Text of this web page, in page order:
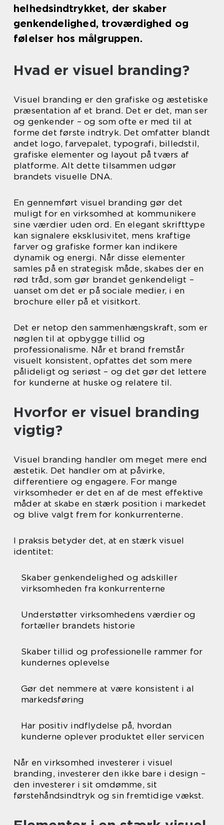
helhedsindtrykket, der skaber
genkendelighed, troværdighed og
følelser hos målgruppen.
Hvad er visuel branding?
Visuel branding er den grafiske og æstetiske
præsentation af et brand. Det er det, man ser
og genkender – og som ofte er med til at
forme det første indtryk. Det omfatter blandt
andet logo, farvepalet, typografi, billedstil,
grafiske elementer og layout på tværs af
platforme. Alt dette tilsammen udgør
brandets visuelle DNA.
En gennemført visuel branding gør det
muligt for en virksomhed at kommunikere
sine værdier uden ord. En elegant skrifttype
kan signalere eksklusivitet, mens kraftige
farver og grafiske former kan indikere
dynamik og energi. Når disse elementer
samles på en strategisk måde, skabes der en
rød tråd, som gør brandet genkendeligt –
uanset om det er på sociale medier, i en
brochure eller på et visitkort.
Det er netop den sammenhængskraft, som er
nøglen til at opbygge tillid og
professionalisme. Når et brand fremstår
visuelt konsistent, opfattes det som mere
pålideligt og seriøst – og det gør det lettere
for kunderne at huske og relatere til.
Hvorfor er visuel branding
vigtig?
Visuel branding handler om meget mere end
æstetik. Det handler om at påvirke,
differentiere og engagere. For mange
virksomheder er det en af de mest effektive
måder at skabe en stærk position i markedet
og blive valgt frem for konkurrenterne.
I praksis betyder det, at en stærk visuel
identitet:
Skaber genkendelighed og adskiller
virksomheden fra konkurrenterne
Understøtter virksomhedens værdier og
fortæller brandets historie
Skaber tillid og professionelle rammer for
kundernes oplevelse
Gør det nemmere at være konsistent i al
markedsføring
Har positiv indflydelse på, hvordan
kunderne oplever produktet eller servicen
Når en virksomhed investerer i visuel
branding, investerer den ikke bare i design –
den investerer i sit omdømme, sit
førstehåndsindtryk og sin fremtidige vækst.